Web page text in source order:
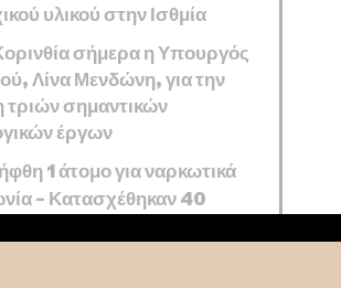
υλικού στην Ισθμία
σήμερα η Υπουργός
Λίνα Μενδώνη, για την
σημαντικών
έργων
1 άτομο για ναρκωτικά
– Κατασχέθηκαν 40